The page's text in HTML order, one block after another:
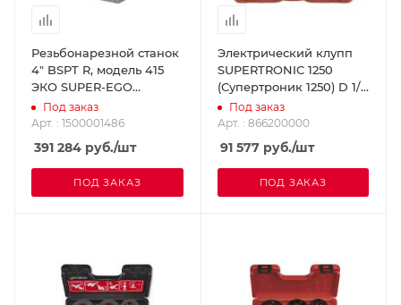
Резьбонарезной станок
4" BSPT R, модель 415
ЭКО SUPER-EGO
1500001486
Под заказ
Арт. : 1500001486
391 284 руб./шт
ПОД ЗАКАЗ
Электрический клупп
SUPERTRONIC 1250
(Супертроник 1250) D 1/2
- 1,1/4" BSPT SUPER-EGO
866200000
Под заказ
Арт. : 866200000
91 577руб./шт
ПОД ЗАКАЗ